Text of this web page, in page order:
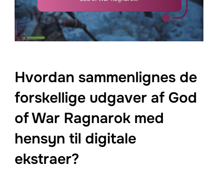
Hvordan sammenlignes de
forskellige udgaver af God
of War Ragnarok med
hensyn til digitale
ekstraer?